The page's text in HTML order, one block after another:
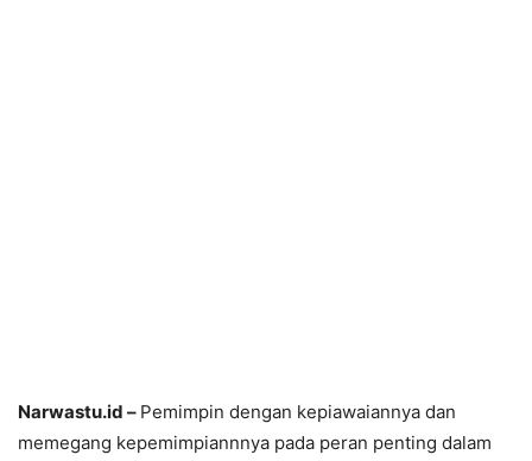
Narwastu.id – Pemimpin dengan kepiawaiannya dan
memegang kepemimpiannnya pada peran penting dalam